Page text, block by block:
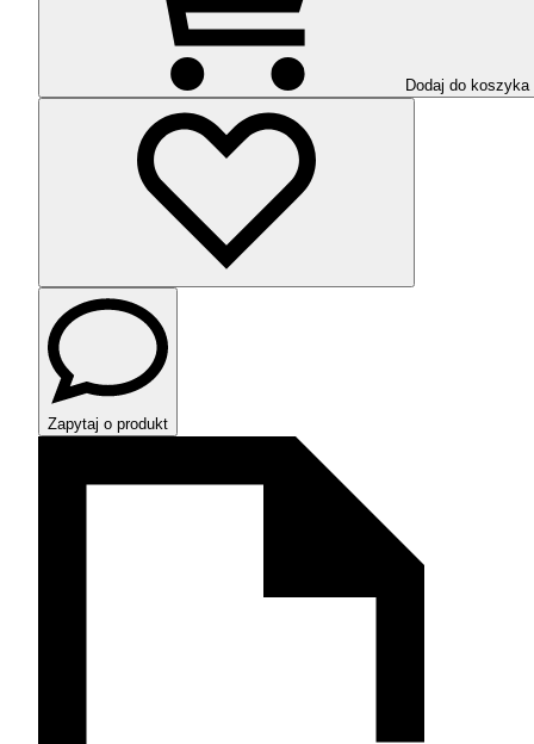
Dodaj do koszyka
Zapytaj o produkt